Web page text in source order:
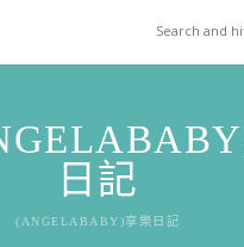
日記
(ANGELABABY)享樂日記